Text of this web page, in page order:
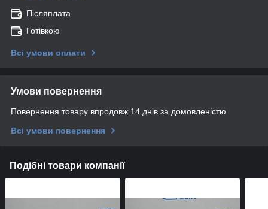
Післяплата
Готівкою
Всі умови оплати
Умови повернення
Повернення товару впродовж 14 днів за домовленістю
Всі умови повернення
Подібні товари компанії